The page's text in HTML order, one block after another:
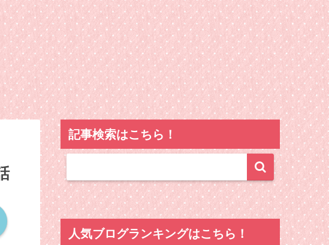
記事検索はこちら！
人気ブログランキングはこちら！